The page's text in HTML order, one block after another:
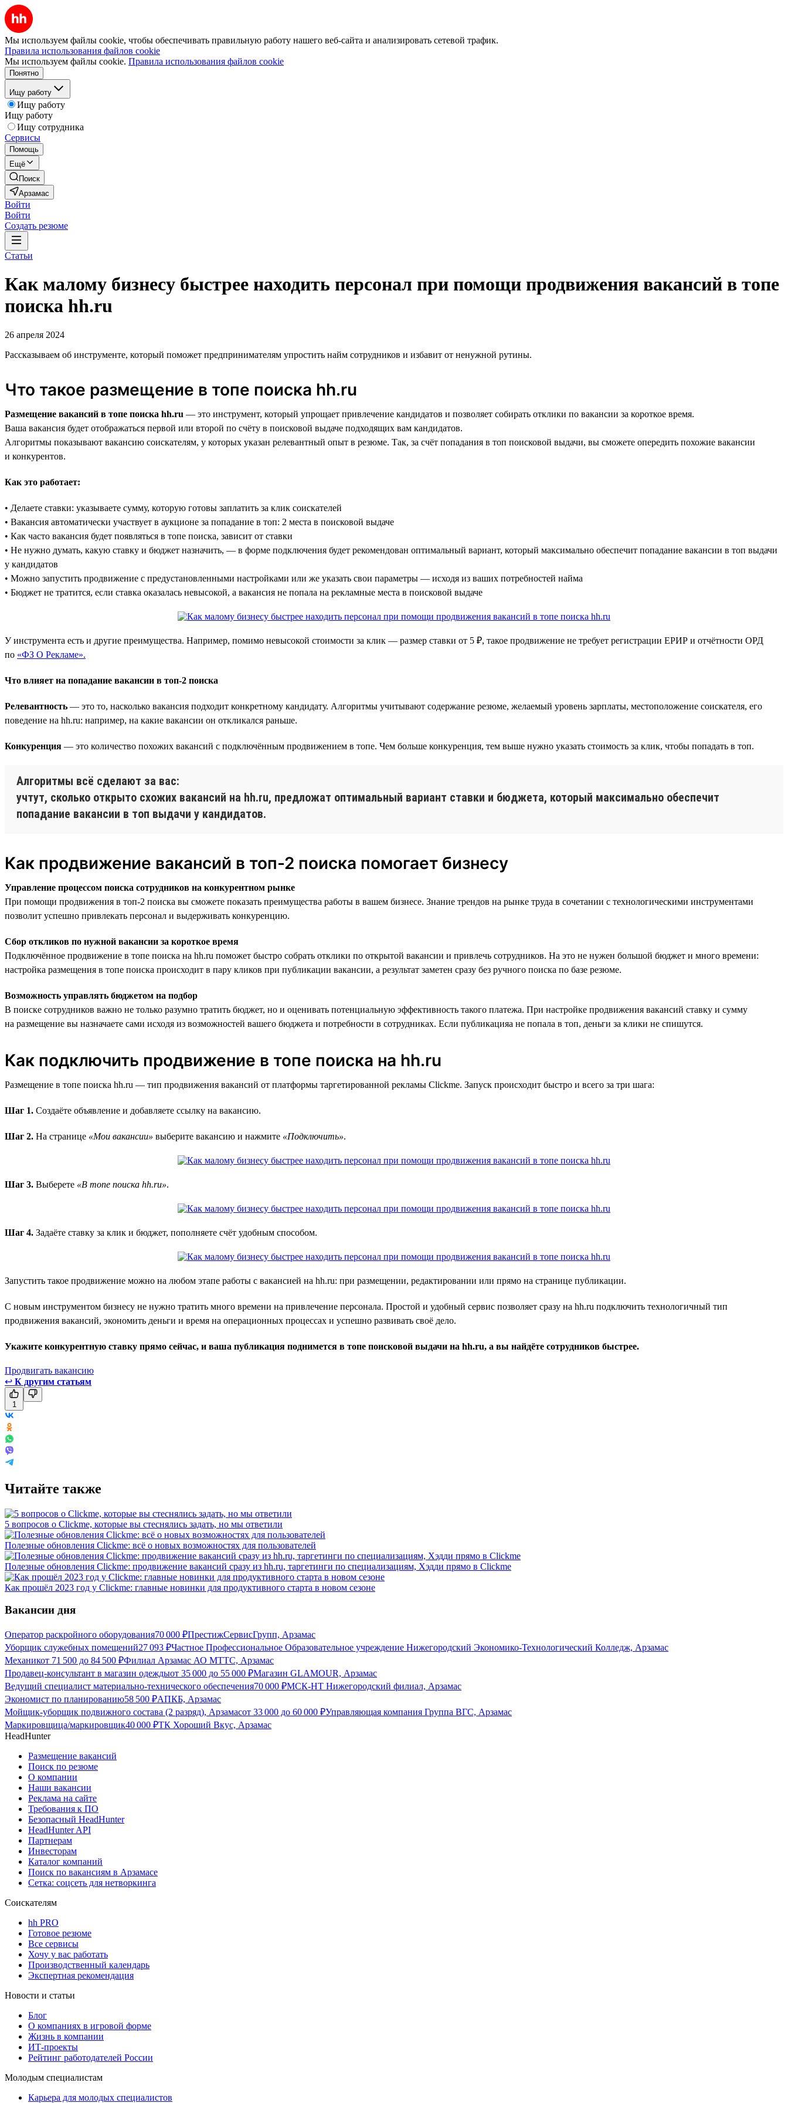
Мы используем файлы cookie, чтобы обеспечивать правильную работу нашего веб-сайта и анализировать сетевой трафик.
Правила использования файлов cookie
Мы используем файлы cookie. Правила использования файлов cookie
Понятно
Ищу работу
Ищу работу
Ищу работу
Ищу сотрудника
Сервисы
Помощь
Ещё
Поиск
Арзамас
Войти
Войти
Создать резюме
Статьи
Как малому бизнесу быстрее находить персонал при помощи продвижения вакансий в топе
поиска hh.ru
26 апреля 2024
Рассказываем об инструменте, который поможет предпринимателям упростить найм сотрудников и избавит от ненужной рутины.
Что такое размещение в топе поиска hh.ru
Размещение вакансий в топе поиска hh.ru — это инструмент, который упрощает привлечение кандидатов и позволяет собирать отклики по вакансии за короткое время.
Ваша вакансия будет отображаться первой или второй по счёту в поисковой выдаче подходящих вам кандидатов.
Алгоритмы показывают вакансию соискателям, у которых указан релевантный опыт в резюме. Так, за счёт попадания в топ поисковой выдачи, вы сможете опередить похожие вакансии
и конкурентов.
Как это работает:
• Делаете ставки: указываете сумму, которую готовы заплатить за клик соискателей
• Вакансия автоматически участвует в аукционе за попадание в топ: 2 места в поисковой выдаче
• Как часто вакансия будет появляться в топе поиска, зависит от ставки
• Не нужно думать, какую ставку и бюджет назначить, — в форме подключения будет рекомендован оптимальный вариант, который максимально обеспечит попадание вакансии в топ выдачи
у кандидатов
• Можно запустить продвижение с предустановленными настройками или же указать свои параметры — исходя из ваших потребностей найма
• Бюджет не тратится, если ставка оказалась невысокой, а вакансия не попала на рекламные места в поисковой выдаче
У инструмента есть и другие преимущества. Например, помимо невысокой стоимости за клик — размер ставки от 5 ₽, такое продвижение не требует регистрации ЕРИР и отчётности ОРД
по «ФЗ О Рекламе».
Что влияет на попадание вакансии в топ-2 поиска
Релевантность — это то, насколько вакансия подходит конкретному кандидату. Алгоритмы учитывают содержание резюме, желаемый уровень зарплаты, местоположение соискателя, его
поведение на hh.ru: например, на какие вакансии он откликался раньше.
Конкуренция — это количество похожих вакансий с подключённым продвижением в топе. Чем больше конкуренция, тем выше нужно указать стоимость за клик, чтобы попадать в топ.
Алгоритмы всё сделают за вас:
учтут, сколько открыто схожих вакансий на hh.ru, предложат оптимальный вариант ставки и бюджета, который максимально обеспечит
попадание вакансии в топ выдачи у кандидатов.
Как продвижение вакансий в топ-2 поиска помогает бизнесу
Управление процессом поиска сотрудников на конкурентном рынке
При помощи продвижения в топ-2 поиска вы сможете показать преимущества работы в вашем бизнесе. Знание трендов на рынке труда в сочетании с технологическими инструментами
позволит успешно привлекать персонал и выдерживать конкуренцию.
Сбор откликов по нужной вакансии за короткое время
Подключённое продвижение в топе поиска на hh.ru поможет быстро собрать отклики по открытой вакансии и привлечь сотрудников. На это не нужен большой бюджет и много времени:
настройка размещения в топе поиска происходит в пару кликов при публикации вакансии, а результат заметен сразу без ручного поиска по базе резюме.
Возможность управлять бюджетом на подбор
В поиске сотрудников важно не только разумно тратить бюджет, но и оценивать потенциальную эффективность такого платежа. При настройке продвижения вакансий ставку и сумму
на размещение вы назначаете сами исходя из возможностей вашего бюджета и потребности в сотрудниках. Если публикацияа не попала в топ, деньги за клики не спишутся.
Как подключить продвижение в топе поиска на hh.ru
Размещение в топе поиска hh.ru — тип продвижения вакансий от платформы таргетированной рекламы Clickme. Запуск происходит быстро и всего за три шага:
Шаг 1. Создаёте объявление и добавляете ссылку на вакансию.
Шаг 2. На странице «Мои вакансии» выберите вакансию и нажмите «Подключить».
Шаг 3. Выберете «В топе поиска hh.ru».
Шаг 4. Задаёте ставку за клик и бюджет, пополняете счёт удобным способом.
Запустить такое продвижение можно на любом этапе работы с вакансией на hh.ru: при размещении, редактировании или прямо на странице публикации.
С новым инструментом бизнесу не нужно тратить много времени на привлечение персонала. Простой и удобный сервис позволяет сразу на hh.ru подключить технологичный тип
продвижения вакансий, экономить деньги и время на операционных процессах и успешно развивать своё дело.
Укажите конкурентную ставку прямо сейчас, и ваша публикация поднимется в топе поисковой выдачи на hh.ru, а вы найдёте сотрудников быстрее.
Продвигать вакансию
↩ К другим статьям
1
Читайте также
5 вопросов о Clickme, которые вы стеснялись задать, но мы ответили
Полезные обновления Clickme: всё о новых возможностях для пользователей
Полезные обновления Clickme: продвижение вакансий сразу из hh.ru, таргетинги по специализациям, Хэдди прямо в Clickme
Как прошёл 2023 год у Clickme: главные новинки для продуктивного старта в новом сезоне
Вакансии дня
Оператор раскройного оборудования70 000 ₽ПрестижСервисГрупп, Арзамас
Уборщик служебных помещений27 093 ₽Частное Профессиональное Образовательное учреждение Нижегородский Экономико-Технологический Колледж, Арзамас
Механикот 71 500 до 84 500 ₽Филиал Арзамас АО МТТС, Арзамас
Продавец-консультант в магазин одеждыот 35 000 до 55 000 ₽Магазин GLAMOUR, Арзамас
Ведущий специалист материально-технического обеспечения70 000 ₽МСК-НТ Нижегородский филиал, Арзамас
Экономист по планированию58 500 ₽АПКБ, Арзамас
Мойщик-уборщик подвижного состава (2 разряд), Арзамасот 33 000 до 60 000 ₽Управляющая компания Группа ВГС, Арзамас
Маркировщица/маркировщик40 000 ₽ТК Хороший Вкус, Арзамас
HeadHunter
Размещение вакансий
Поиск по резюме
О компании
Наши вакансии
Реклама на сайте
Требования к ПО
Безопасный HeadHunter
HeadHunter API
Партнерам
Инвесторам
Каталог компаний
Поиск по вакансиям в Арзамасе
Сетка: соцсеть для нетворкинга
Соискателям
hh PRO
Готовое резюме
Все сервисы
Хочу у вас работать
Производственный календарь
Экспертная рекомендация
Новости и статьи
Блог
О компаниях в игровой форме
Жизнь в компании
ИТ-проекты
Рейтинг работодателей России
Молодым специалистам
Карьера для молодых специалистов